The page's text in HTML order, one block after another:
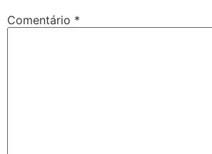
Comentário *